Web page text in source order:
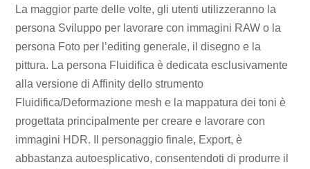
La maggior parte delle volte, gli utenti utilizzeranno la
persona Sviluppo per lavorare con immagini RAW o la
persona Foto per l’editing generale, il disegno e la
pittura. La persona Fluidifica è dedicata esclusivamente
alla versione di Affinity dello strumento
Fluidifica/Deformazione mesh e la mappatura dei toni è
progettata principalmente per creare e lavorare con
immagini HDR. Il personaggio finale, Export, è
abbastanza autoesplicativo, consentendoti di produrre il